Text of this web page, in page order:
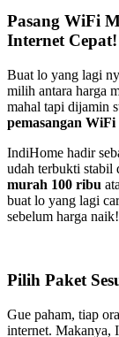
Pasang WiFi
Internet Cepat!
Buat lo yang lagi
milih antara harga
mahal tapi dijamin
pemasangan WiFi
IndiHome hadir
udah terbukti stabil
murah 100 ribu
buat lo yang lagi
sebelum harga naik!
Pilih Paket
Gue paham, tiap
internet. Makanya,